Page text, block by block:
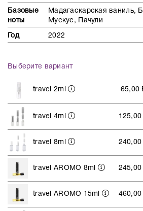
Базовые
ноты
Мадагаскарская ваниль,
Мускус, Пачули
Год 2022
Выберите вариант
travel 2ml 65,00
travel 4ml 125,00
travel 8ml 240,00
travel AROMO 8ml 245,00
travel AROMO 15ml 460,00